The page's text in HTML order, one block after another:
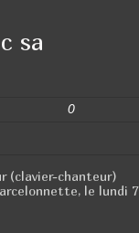
sa
0
(clavier-chanteur)
le lundi 7